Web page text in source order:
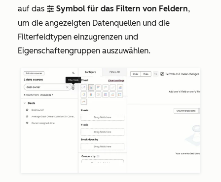
auf das filter Symbol für das Filtern von Feldern,
um die angezeigten Datenquellen und die
Filterfeldtypen einzugrenzen und
Eigenschaftengruppen auszuwählen.